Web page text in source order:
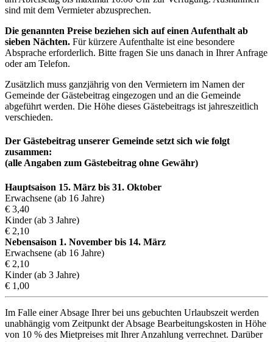
sind mit dem Vermieter abzusprechen.
Die genannten Preise beziehen sich auf einen Aufenthalt ab
sieben Nächten. Für kürzere Aufenthalte ist eine besondere
Absprache erforderlich. Bitte fragen Sie uns danach in Ihrer Anfrage
oder am Telefon.
Zusätzlich muss ganzjährig von den Vermietern im Namen der
Gemeinde der Gästebeitrag eingezogen und an die Gemeinde
abgeführt werden. Die Höhe dieses Gästebeitrags ist jahreszeitlich
verschieden.
Der Gästebeitrag unserer Gemeinde setzt sich wie folgt
zusammen:
(alle Angaben zum Gästebeitrag ohne Gewähr)
Hauptsaison 15. März bis 31. Oktober
Erwachsene (ab 16 Jahre)
€ 3,40
Kinder (ab 3 Jahre)
€ 2,10
Nebensaison 1. November bis 14. März
Erwachsene (ab 16 Jahre)
€ 2,10
Kinder (ab 3 Jahre)
€ 1,00
Im Falle einer Absage Ihrer bei uns gebuchten Urlaubszeit werden
unabhängig vom Zeitpunkt der Absage Bearbeitungskosten in Höhe
von 10 % des Mietpreises mit Ihrer Anzahlung verrechnet. Darüber